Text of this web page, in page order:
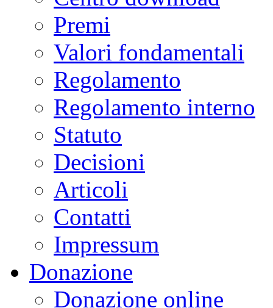
Premi
Valori fondamentali
Regolamento
Regolamento interno
Statuto
Decisioni
Articoli
Contatti
Impressum
Donazione
Donazione online